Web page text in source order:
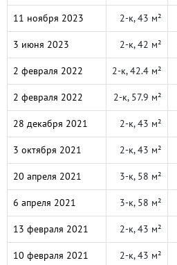
11 ноября 2023 2-к, 43 м²
3 июня 2023 2-к, 42 м²
2 февраля 2022 2-к, 42.4 м²
2 февраля 2022 2-к, 57.9 м²
28 декабря 2021 2-к, 43 м²
3 октября 2021 2-к, 43 м²
20 апреля 2021 3-к, 58 м²
6 апреля 2021 3-к, 58 м²
13 февраля 2021 2-к, 43 м²
10 февраля 2021 2-к, 43 м²